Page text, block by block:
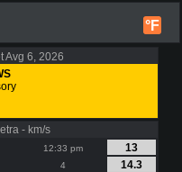
°F
Avg 6, 2026
- km/s
12:33 pm
13
4
14.3